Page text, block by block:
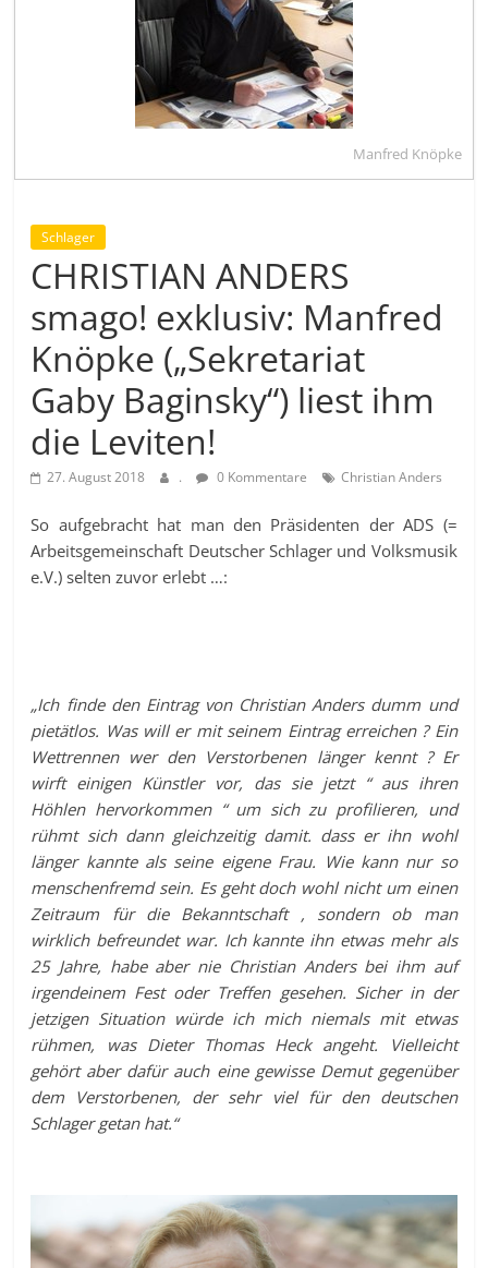
Manfred Knöpke
Schlager
CHRISTIAN ANDERS
smago! exklusiv: Manfred
Knöpke („Sekretariat
Gaby Baginsky“) liest ihm
die Leviten!
27. August 2018 . 0 Kommentare Christian Anders
So aufgebracht hat man den Präsidenten der ADS (=
Arbeitsgemeinschaft Deutscher Schlager und Volksmusik
e.V.) selten zuvor erlebt …:
„Ich finde den Eintrag von Christian Anders dumm und
pietätlos. Was will er mit seinem Eintrag erreichen ? Ein
Wettrennen wer den Verstorbenen länger kennt ? Er
wirft einigen Künstler vor, das sie jetzt “ aus ihren
Höhlen hervorkommen “ um sich zu profilieren, und
rühmt sich dann gleichzeitig damit. dass er ihn wohl
länger kannte als seine eigene Frau. Wie kann nur so
menschenfremd sein. Es geht doch wohl nicht um einen
Zeitraum für die Bekanntschaft , sondern ob man
wirklich befreundet war. Ich kannte ihn etwas mehr als
25 Jahre, habe aber nie Christian Anders bei ihm auf
irgendeinem Fest oder Treffen gesehen. Sicher in der
jetzigen Situation würde ich mich niemals mit etwas
rühmen, was Dieter Thomas Heck angeht. Vielleicht
gehört aber dafür auch eine gewisse Demut gegenüber
dem Verstorbenen, der sehr viel für den deutschen
Schlager getan hat.“